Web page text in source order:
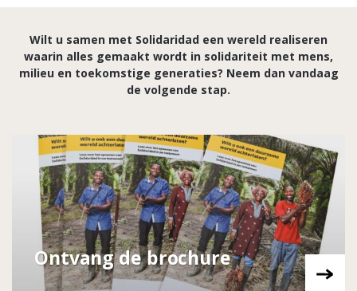
Wilt u samen met Solidaridad een wereld realiseren
waarin alles gemaakt wordt in solidariteit met mens,
milieu en toekomstige generaties? Neem dan vandaag
de volgende stap.
Ontvang de brochure